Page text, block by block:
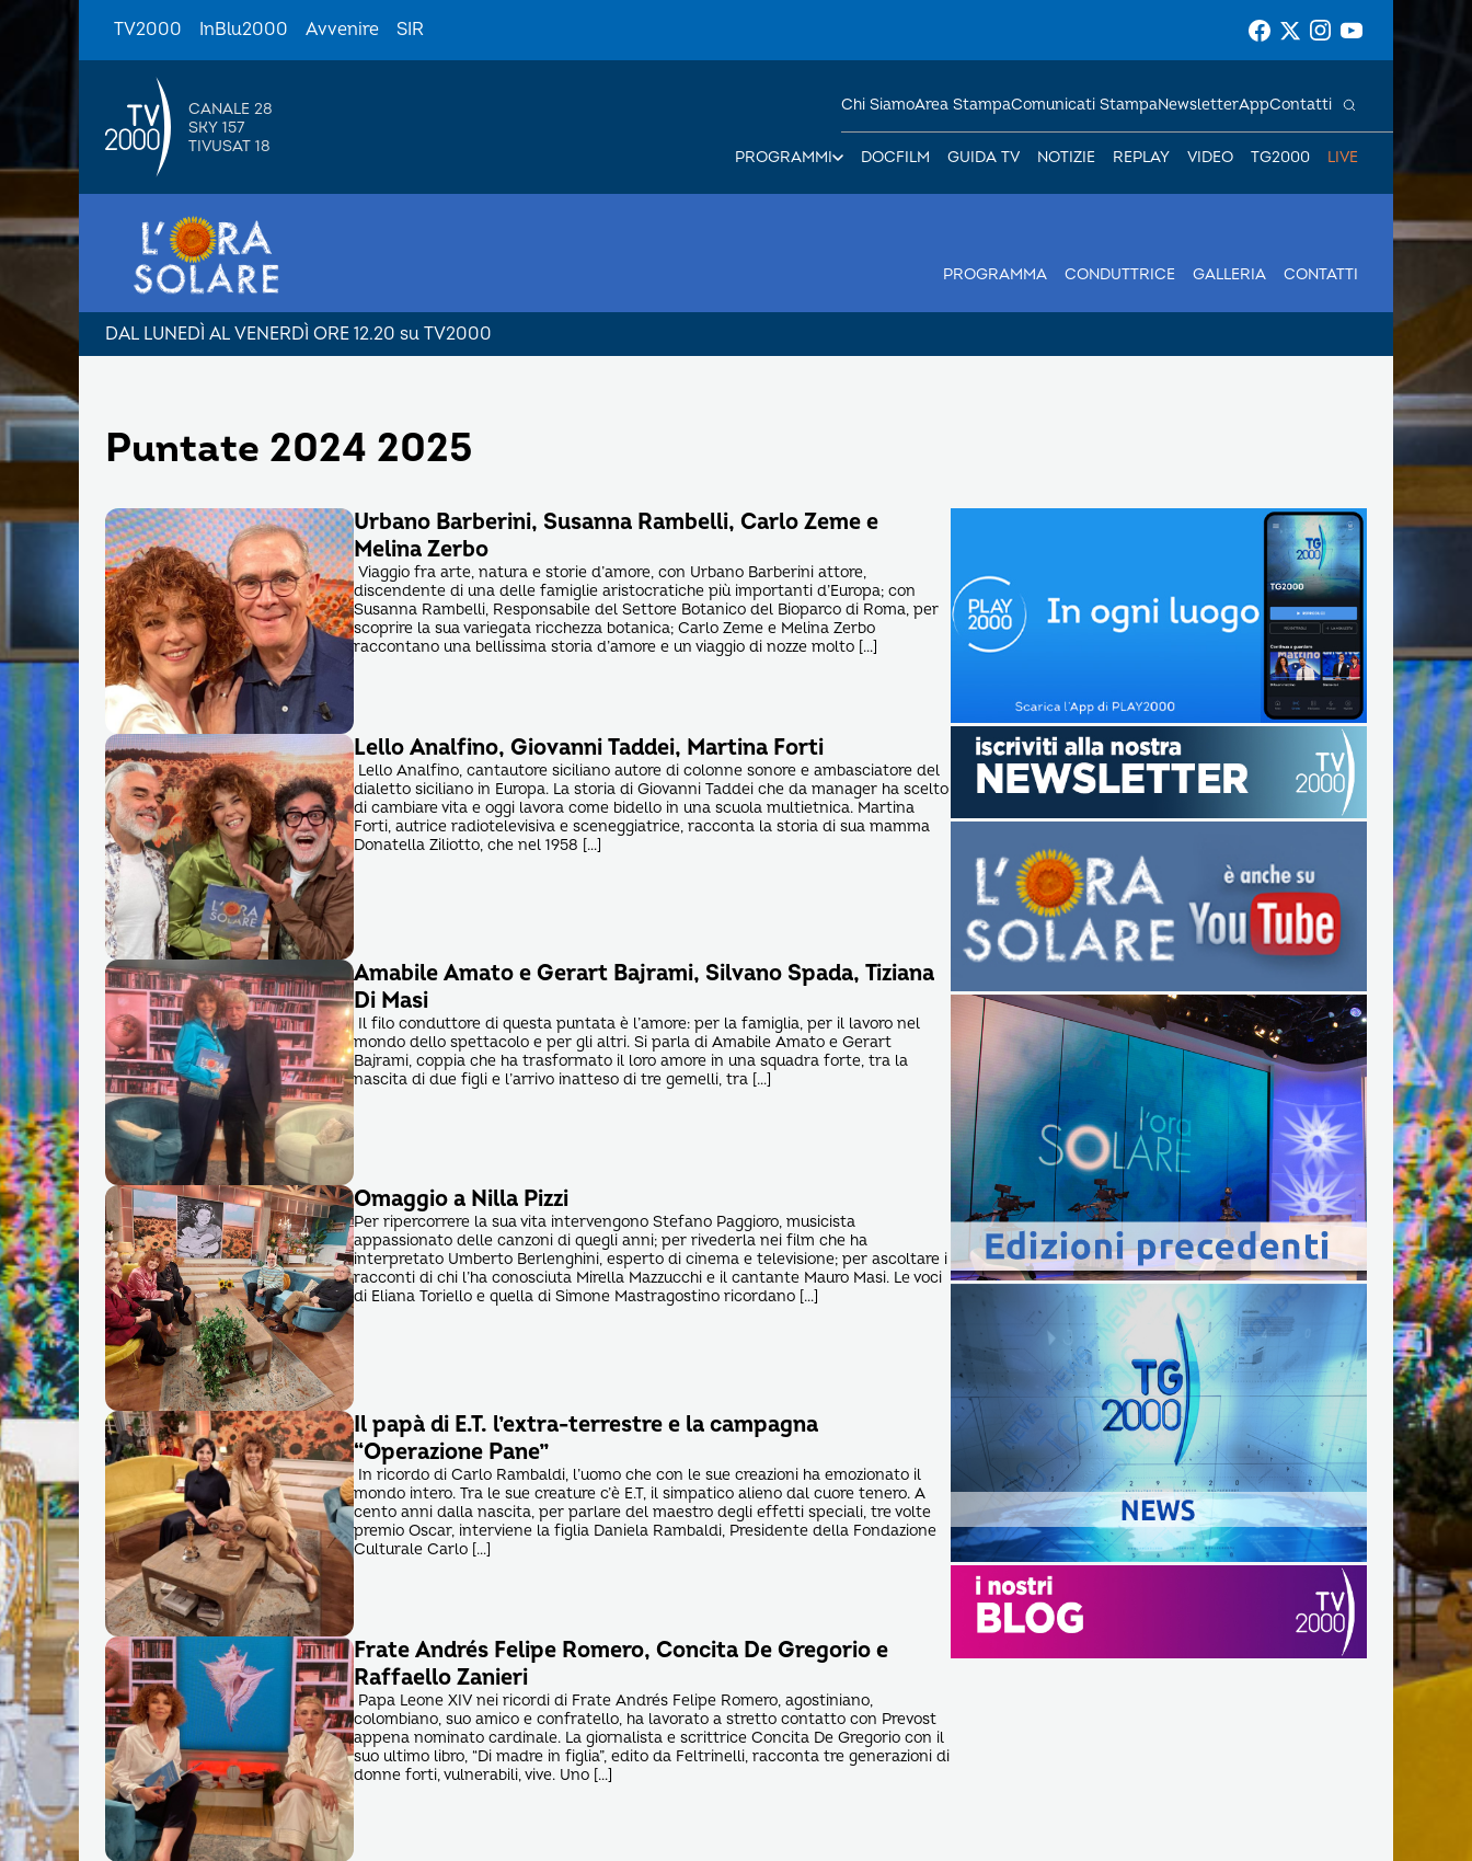
TV2000 InBlu2000 Avvenire SIR
CANALE 28
SKY 157
TIVUSAT 18
PROGRAMMI DOCFILM GUIDA TV NOTIZIE REPLAY VIDEO TG2000 LIVE
Chi SiamoArea StampaComunicati StampaNewsletterAppContatti
PROGRAMMA CONDUTTRICE GALLERIA CONTATTI
DAL LUNEDÌ AL VENERDÌ ORE 12.20 su TV2000
Puntate 2024 2025
Urbano Barberini, Susanna Rambelli, Carlo Zeme e
Melina Zerbo
Viaggio fra arte, natura e storie d’amore, con Urbano Barberini attore,
discendente di una delle famiglie aristocratiche più importanti d’Europa; con
Susanna Rambelli, Responsabile del Settore Botanico del Bioparco di Roma, per
scoprire la sua variegata ricchezza botanica; Carlo Zeme e Melina Zerbo
raccontano una bellissima storia d’amore e un viaggio di nozze molto […]
Lello Analfino, Giovanni Taddei, Martina Forti
Lello Analfino, cantautore siciliano autore di colonne sonore e ambasciatore del
dialetto siciliano in Europa. La storia di Giovanni Taddei che da manager ha scelto
di cambiare vita e oggi lavora come bidello in una scuola multietnica. Martina
Forti, autrice radiotelevisiva e sceneggiatrice, racconta la storia di sua mamma
Donatella Ziliotto, che nel 1958 […]
Amabile Amato e Gerart Bajrami, Silvano Spada, Tiziana
Di Masi
Il filo conduttore di questa puntata è l’amore: per la famiglia, per il lavoro nel
mondo dello spettacolo e per gli altri. Si parla di Amabile Amato e Gerart
Bajrami, coppia che ha trasformato il loro amore in una squadra forte, tra la
nascita di due figli e l’arrivo inatteso di tre gemelli, tra […]
Omaggio a Nilla Pizzi
Per ripercorrere la sua vita intervengono Stefano Paggioro, musicista
appassionato delle canzoni di quegli anni; per rivederla nei film che ha
interpretato Umberto Berlenghini, esperto di cinema e televisione; per ascoltare i
racconti di chi l’ha conosciuta Mirella Mazzucchi e il cantante Mauro Masi. Le voci
di Eliana Toriello e quella di Simone Mastragostino ricordano […]
Il papà di E.T. l’extra-terrestre e la campagna
“Operazione Pane”
In ricordo di Carlo Rambaldi, l’uomo che con le sue creazioni ha emozionato il
mondo intero. Tra le sue creature c’è E.T, il simpatico alieno dal cuore tenero. A
cento anni dalla nascita, per parlare del maestro degli effetti speciali, tre volte
premio Oscar, interviene la figlia Daniela Rambaldi, Presidente della Fondazione
Culturale Carlo […]
Frate Andrés Felipe Romero, Concita De Gregorio e
Raffaello Zanieri
Papa Leone XIV nei ricordi di Frate Andrés Felipe Romero, agostiniano,
colombiano, suo amico e confratello, ha lavorato a stretto contatto con Prevost
appena nominato cardinale. La giornalista e scrittrice Concita De Gregorio con il
suo ultimo libro, “Di madre in figlia”, edito da Feltrinelli, racconta tre generazioni di
donne forti, vulnerabili, vive. Uno […]